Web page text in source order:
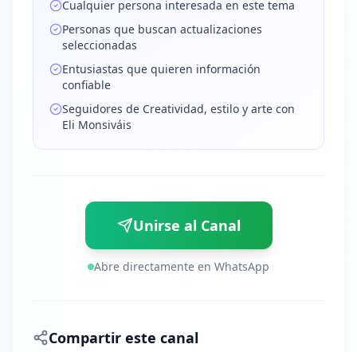
Cualquier persona interesada en este tema
Personas que buscan actualizaciones
seleccionadas
Entusiastas que quieren información
confiable
Seguidores de Creatividad, estilo y arte con
Eli Monsiváis
Unirse al Canal
Abre directamente en WhatsApp
Compartir este canal